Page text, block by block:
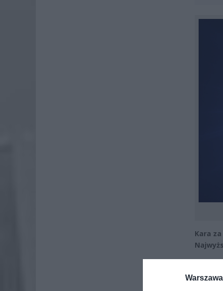
Kara